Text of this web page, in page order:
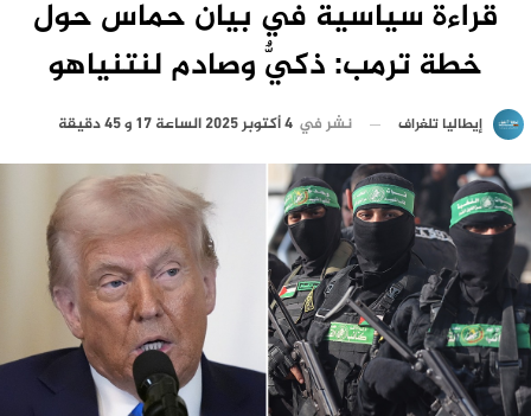
قراءة سياسية في بيان حماس حول
خطة ترمب: ذكيٌّ وصادم لنتنياهو
إيطاليا تلغراف نشر في 4 أكتوبر 2025 الساعة 17 و 45 دقيقة